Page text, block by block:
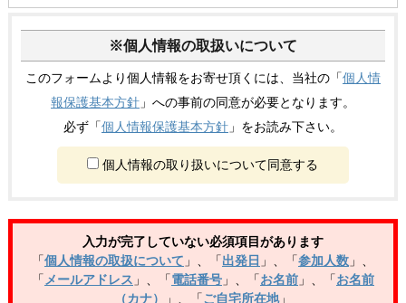
※個人情報の取扱いについて
このフォームより個人情報をお寄せ頂くには、当社の「個人情
報保護基本方針 」への事前の同意が必要となります。
必ず「個人情報保護基本方針 」をお読み下さい。
個人情報の取り扱いについて同意する
入力が完了していない必須項目があります
「個人情報の取扱について 」 「出発日 」 「参加人数 」
「 メールアドレス 」 「電話番号 」 「お名前 」 「お名前
（カナ）
」 「ご自宅所在地」